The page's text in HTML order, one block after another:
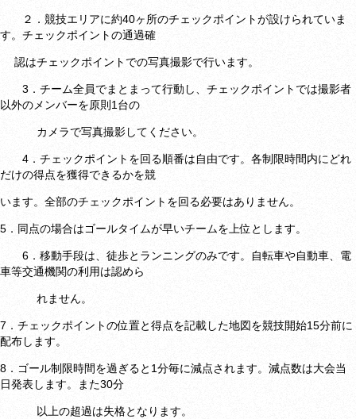
２．競技エリアに約40ヶ所のチェックポイントが設けられていま
す。チェックポイントの通過確
認はチェックポイントでの写真撮影で行います。
3．チーム全員でまとまって行動し、チェックポイントでは撮影者
以外のメンバーを原則1台の
カメラで写真撮影してください。
4．チェックポイントを回る順番は自由です。各制限時間内にどれ
だけの得点を獲得できるかを競
います。全部のチェックポイントを回る必要はありません。
5．同点の場合はゴールタイムが早いチームを上位とします。
6．移動手段は、徒歩とランニングのみです。自転車や自動車、電
車等交通機関の利用は認めら
れません。
7．チェックポイントの位置と得点を記載した地図を競技開始15分前に
配布します。
8．ゴール制限時間を過ぎると1分毎に減点されます。減点数は大会当
日発表します。また30分
以上の超過は失格となります。